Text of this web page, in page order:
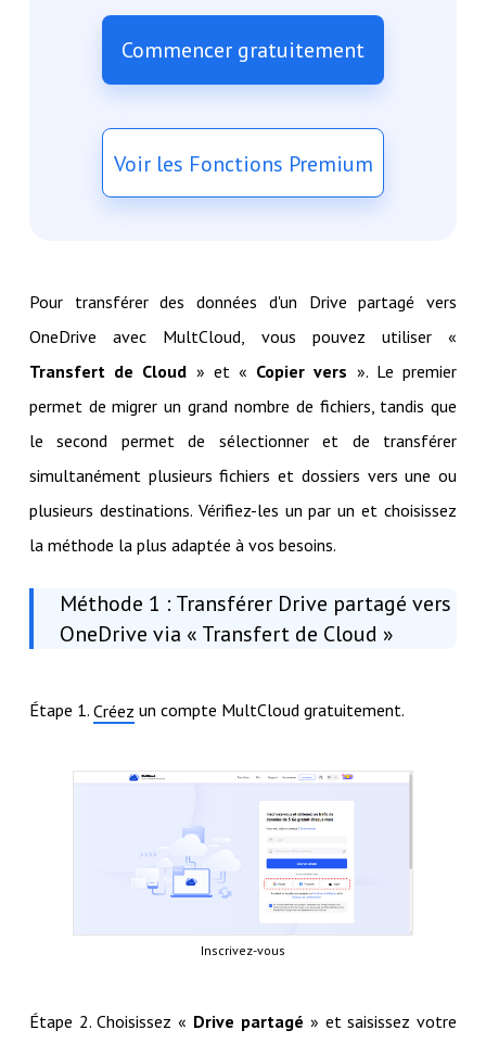
Commencer gratuitement
Voir les Fonctions Premium
Pour transférer des données d'un Drive partagé vers
OneDrive avec MultCloud, vous pouvez utiliser «
Transfert de Cloud » et « Copier vers ». Le premier
permet de migrer un grand nombre de fichiers, tandis que
le second permet de sélectionner et de transférer
simultanément plusieurs fichiers et dossiers vers une ou
plusieurs destinations. Vérifiez-les un par un et choisissez
la méthode la plus adaptée à vos besoins.
Méthode 1 : Transférer Drive partagé vers
OneDrive via « Transfert de Cloud »
Étape 1. Créez un compte MultCloud gratuitement.
Inscrivez-vous
Étape 2. Choisissez « Drive partagé » et saisissez votre